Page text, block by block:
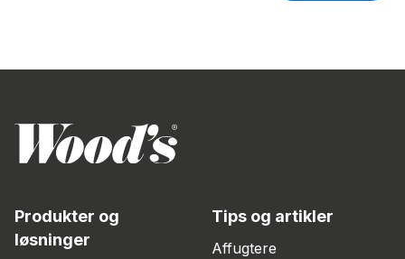
Produkter og
løsninger
Tips og artikler
Affugtere